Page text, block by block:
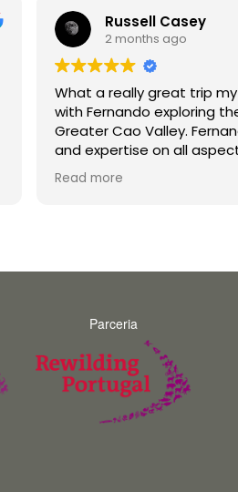
Russell Casey
2 months ago
What a really great trip
with Fernando exploring
Greater Cao Valley.
and expertise on all
were second to none. His
infectious and he made
Read more
Parceria